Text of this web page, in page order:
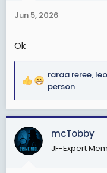
s
Jun 5, 2026
Ok
R
a
c
t
i
o
raraa reree,
person
mcTobby
JF-Expert